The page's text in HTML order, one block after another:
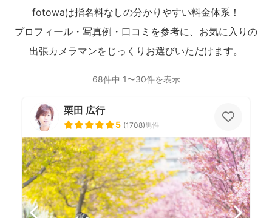
fotowaは指名料なしの分かりやすい料金体系！
プロフィール・写真例・口コミを参考に、お気に入りの
出張カメラマンをじっくりお選びいただけます。
68件中 1〜30件を表示
栗田 広行
5 (1708)男性